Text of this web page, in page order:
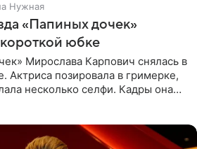
Нужная
«Папиных дочек»
юбке
Мирослава Карпович снялась в
Актриса позировала в гримерке,
несколько селфи. Кадры она